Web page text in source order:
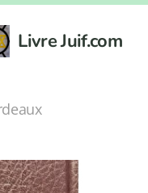
Livre Juif.com